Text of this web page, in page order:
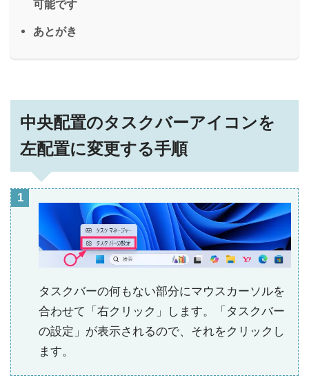
可能です
あとがき
中央配置のタスクバーアイコンを
左配置に変更する手順
タスクバーの何もない部分にマウスカーソルを
合わせて「右クリック」します。「タスクバー
の設定」が表示されるので、それをクリックし
ます。